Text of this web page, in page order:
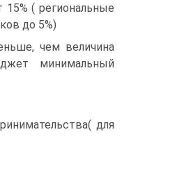
( региональные
до 5%)
чем величина
минимальный
для